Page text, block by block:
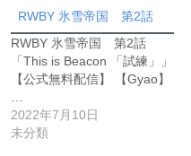
RWBY 氷雪帝国 第2話
RWBY 氷雪帝国 第2話
「This is Beacon 「試練」」
【公式無料配信】 【Gyao】
2022年7月10日
未分類